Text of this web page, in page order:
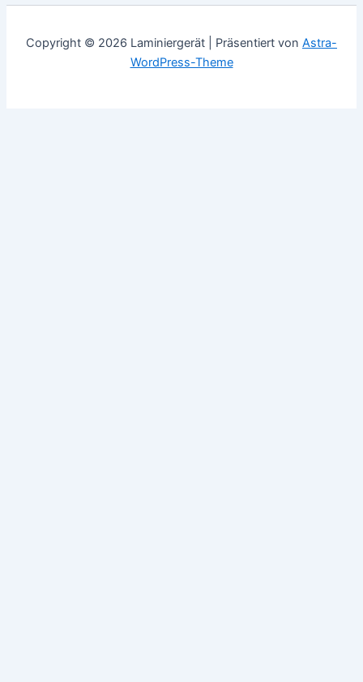
Copyright © 2026 Laminiergerät | Präsentiert von Astra-
WordPress-Theme